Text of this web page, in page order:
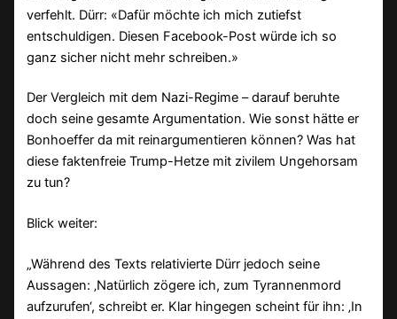
verfehlt. Dürr: «Dafür möchte ich mich zutiefst
entschuldigen. Diesen Facebook-Post würde ich so
ganz sicher nicht mehr schreiben.»
Der Vergleich mit dem Nazi-Regime – darauf beruhte
doch seine gesamte Argumentation. Wie sonst hätte er
Bonhoeffer da mit reinargumentieren können? Was hat
diese faktenfreie Trump-Hetze mit zivilem Ungehorsam
zu tun?
Blick weiter:
„Während des Texts relativierte Dürr jedoch seine
Aussagen: ‚Natürlich zögere ich, zum Tyrannenmord
aufzurufen‘, schreibt er. Klar hingegen scheint für ihn: ‚In